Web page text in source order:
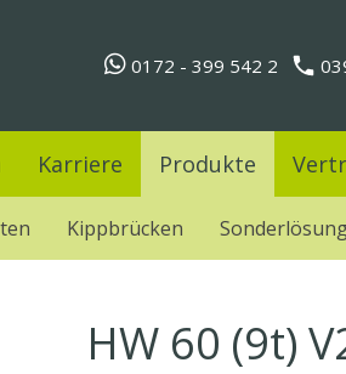
0172 - 399 542 2
Karriere Produkte
Kippbrücken
HW 60 (9t)